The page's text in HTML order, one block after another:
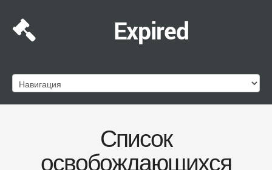
Expired
Список
освобождающихся